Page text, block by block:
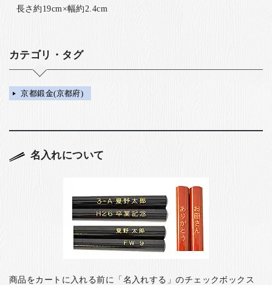
長さ約19cm×幅約2.4cm
カテゴリ・タグ
京都鍛金(京都府)
名入れについて
商品をカートに入れる前に「名入れする」のチェックボックス